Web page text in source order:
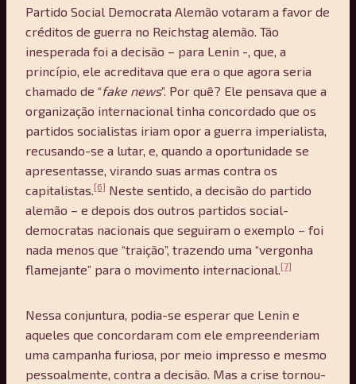
Partido Social Democrata Alemão votaram a favor de
créditos de guerra no Reichstag alemão. Tão
inesperada foi a decisão – para Lenin -, que, a
princípio, ele acreditava que era o que agora seria
chamado de “fake news”. Por quê? Ele pensava que a
organização internacional tinha concordado que os
partidos socialistas iriam opor a guerra imperialista,
recusando-se a lutar, e, quando a oportunidade se
apresentasse, virando suas armas contra os
capitalistas. [6] Neste sentido, a decisão do partido
alemão – e depois dos outros partidos social-
democratas nacionais que seguiram o exemplo – foi
nada menos que “traição”, trazendo uma “vergonha
flamejante” para o movimento internacional. [7]
Nessa conjuntura, podia-se esperar que Lenin e
aqueles que concordaram com ele empreenderiam
uma campanha furiosa, por meio impresso e mesmo
pessoalmente, contra a decisão. Mas a crise tornou-